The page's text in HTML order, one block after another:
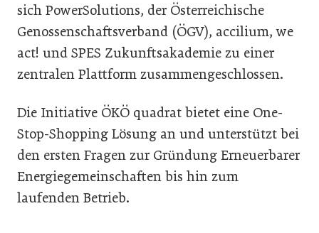
sich PowerSolutions, der Österreichische
Genossenschaftsverband (ÖGV), accilium, we
act! und SPES Zukunftsakademie zu einer
zentralen Plattform zusammengeschlossen.
Die Initiative ÖKÖ quadrat bietet eine One-
Stop-Shopping Lösung an und unterstützt bei
den ersten Fragen zur Gründung Erneuerbarer
Energiegemeinschaften bis hin zum
laufenden Betrieb.